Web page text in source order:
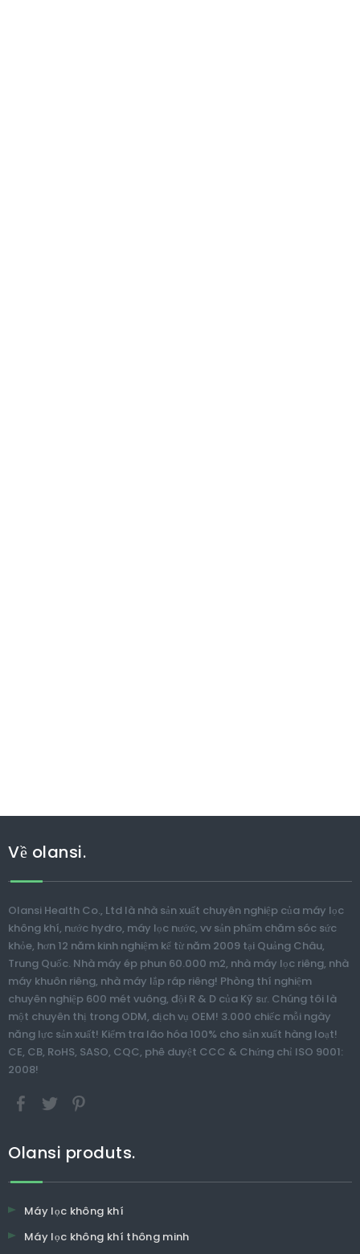
Về olansi.
Olansi Health Co., Ltd là nhà sản xuất chuyên nghiệp của máy lọc
không khí, nước hydro, máy lọc nước, vv sản phẩm chăm sóc sức
khỏe, hơn 12 năm kinh nghiệm kể từ năm 2009 tại Quảng Châu,
Trung Quốc. Nhà máy ép phun 60.000 m2, nhà máy lọc riêng, nhà
máy khuôn riêng, nhà máy lắp ráp riêng! Phòng thí nghiệm
chuyên nghiệp 600 mét vuông, đội R & D của Kỹ sư. Chúng tôi là
một chuyên thị trong ODM, dịch vụ OEM! 3.000 chiếc mỗi ngày
năng lực sản xuất! Kiểm tra lão hóa 100% cho sản xuất hàng loạt!
CE, CB, RoHS, SASO, CQC, phê duyệt CCC & Chứng chỉ ISO 9001:
2008!
Olansi produts.
Máy lọc không khí
Máy lọc không khí thông minh